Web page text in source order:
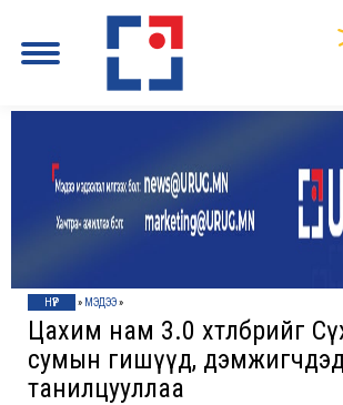
НҮҮР » МЭДЭЭ»
Цахим нам 3.0 хөтөлбөрийг
сумын гишүүд,
танилцууллаа